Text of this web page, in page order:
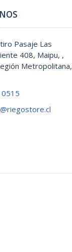
Pasaje Las
408, Maipu, ,
Metropolitana,